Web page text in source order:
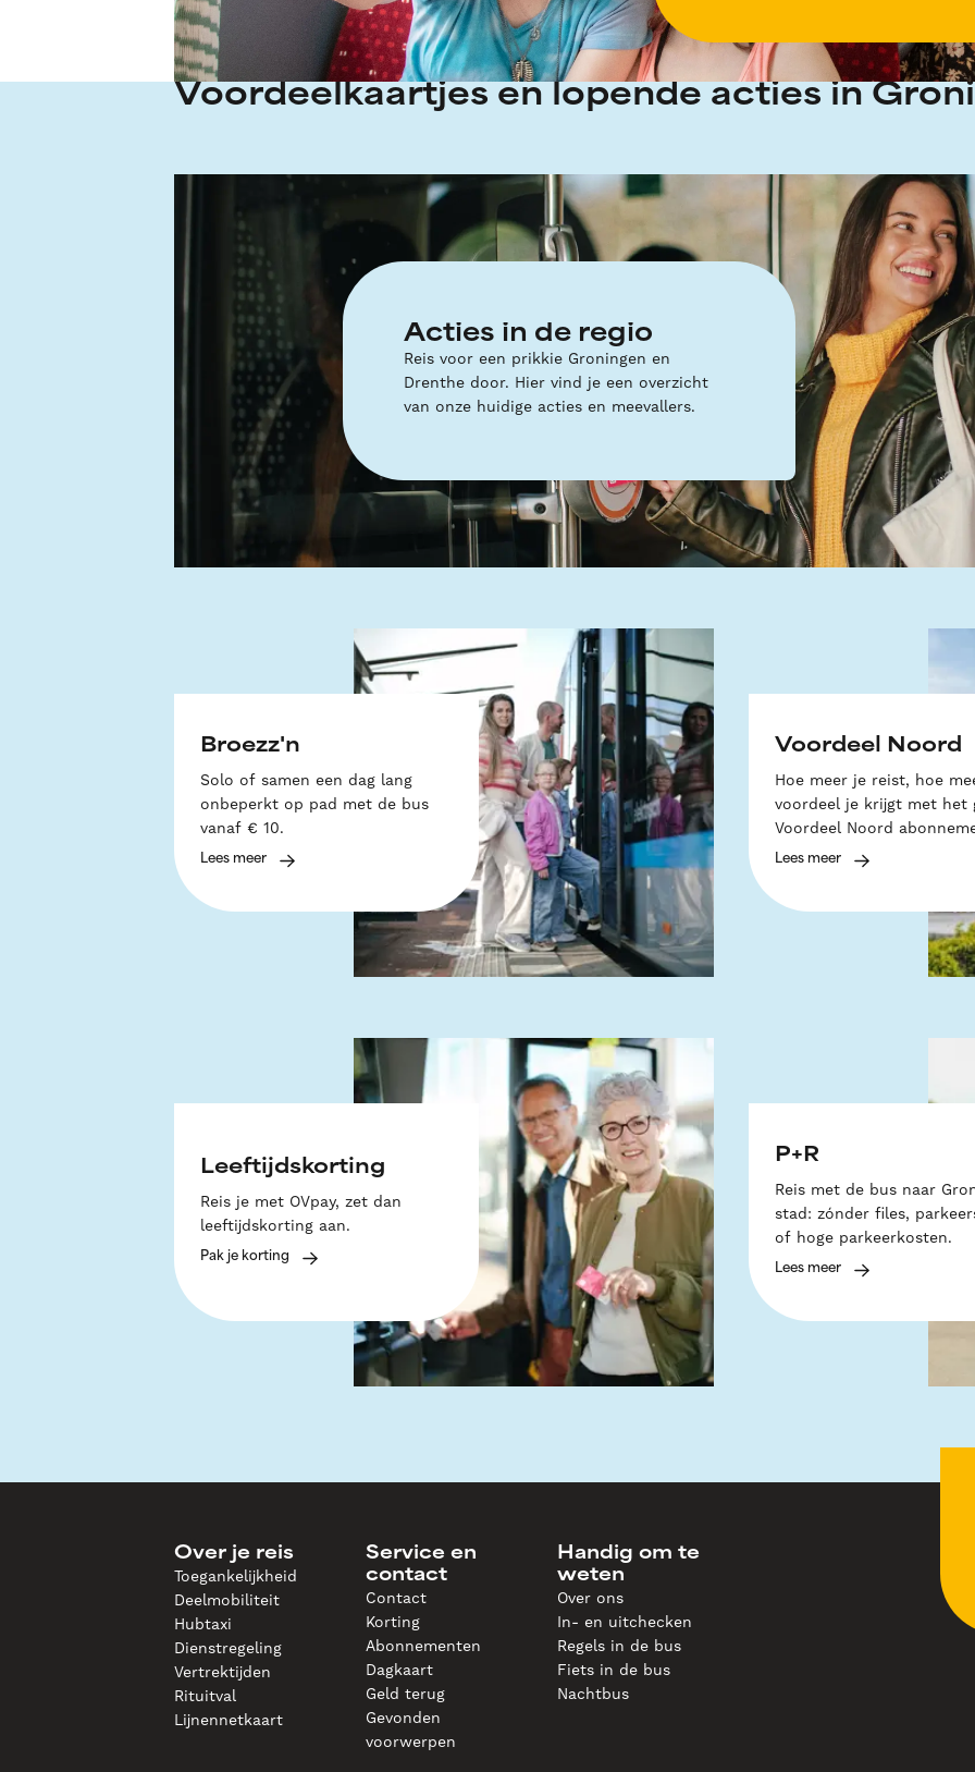
Voordeelkaartjes en lopende acties in
Acties in de regio
Reis voor een prikkie Groningen en
Drenthe door. Hier vind je een overzicht
van onze huidige acties en meevallers.
Broezz'n
Solo of samen een dag lang
onbeperkt op pad met de bus
vanaf € 10.
Lees meer
Voordeel Noord
Hoe meer je reist, hoe
voordeel je krijgt met het
Voordeel Noord
Lees meer
Leeftijdskorting
Reis je met OVpay, zet dan
leeftijdskorting aan.
Pak je korting
P+R
Reis met de bus naar
stad: zónder files,
of hoge parkeerkosten.
Lees meer
Over je reis
Toegankelijkheid
Deelmobiliteit
Hubtaxi
Dienstregeling
Vertrektijden
Rituitval
Lijnennetkaart
Service en
contact
Contact
Korting
Abonnementen
Dagkaart
Geld terug
Gevonden
voorwerpen
Handig om te
weten
Over ons
In- en uitchecken
Regels in de bus
Fiets in de bus
Nachtbus